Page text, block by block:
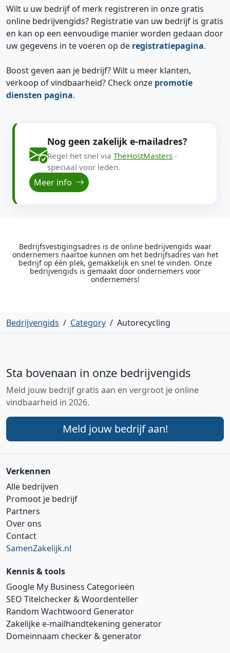
Wilt u uw bedrijf of merk registreren in onze gratis
online bedrijvengids? Registratie van uw bedrijf is gratis
en kan op een eenvoudige manier worden gedaan door
uw gegevens in te voeren op de registratiepagina.
Boost geven aan je bedrijf? Wilt u meer klanten,
verkoop of vindbaarheid? Check onze promotie
diensten pagina.
Nog geen zakelijk e-mailadres?
Regel het snel via TheHostMasters -
speciaal voor leden.
Meer info
Bedrijfsvestigingsadres is de online bedrijvengids waar
ondernemers naartoe kunnen om het bedrijfsadres van het
bedrijf op één plek, gemakkelijk en snel te vinden. Onze
bedrijvengids is gemaakt door ondernemers voor
ondernemers!
Bedrijvengids / Category / Autorecycling
Sta bovenaan in onze bedrijvengids
Meld jouw bedrijf gratis aan en vergroot je online
vindbaarheid in 2026.
Meld jouw bedrijf aan!
Verkennen
Alle bedrijven
Promoot je bedrijf
Partners
Over ons
Contact
SamenZakelijk.nl
Kennis & tools
Google My Business Categorieën
SEO Titelchecker & Woordenteller
Random Wachtwoord Generator
Zakelijke e‑mailhandtekening generator
Domeinnaam checker & generator